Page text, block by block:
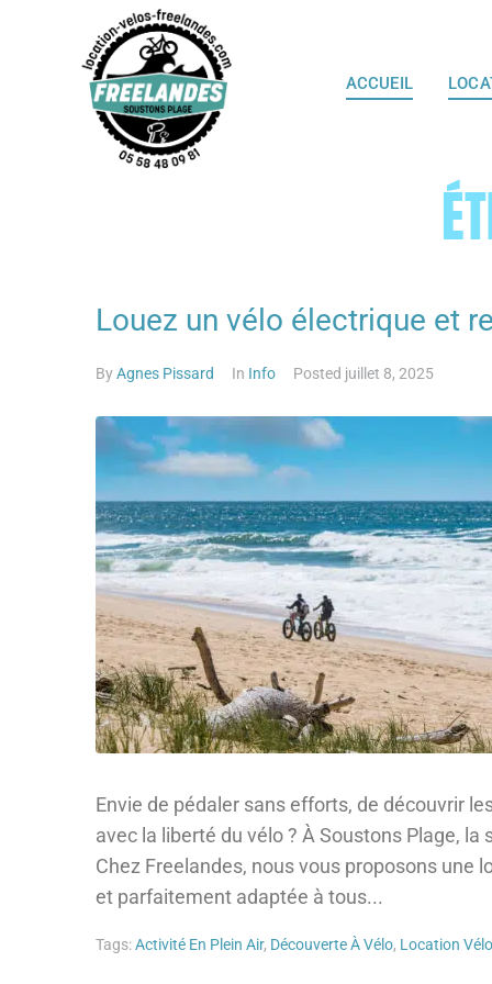
ACCUEIL
Louez un vélo électrique et
ByAgnes Pissard In Info Posted juillet 8, 2025
Envie de pédaler sans efforts, de découvrir
avec la liberté du vélo ? À Soustons Plage,
Chez Freelandes, nous vous proposons une
et parfaitement adaptée à tous...
Tags:Activité En Plein Air, Découverte À Vélo, Location